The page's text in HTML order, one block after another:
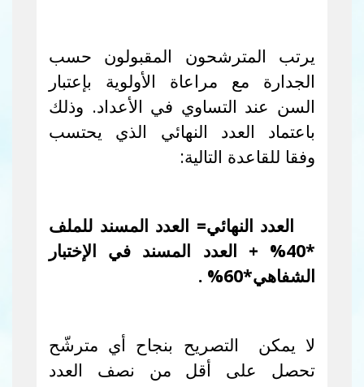
يرتب المترشحون المقبولون حسب
الجدارة مع مراعاة الأولوية بإعتبار
السن عند التساوي في الأعداد. وذلك
باعتماد العدد النهائي الذي يحتسب
وفقا للقاعدة التالية:
العدد النهائي= العدد المسند للملف
*40
% + العدد المسند في الإختبار
الشفاهي*60
%
.
لا يمكن التصريح بنجاح أي مترشّح
تحصل على أقل من نصف العدد